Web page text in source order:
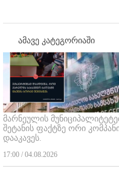
ამავე კატეგორიაში
მარნეულის
შეტანის ფაქტზე ორი
დააკავეს.
17:00 / 04.08.2026